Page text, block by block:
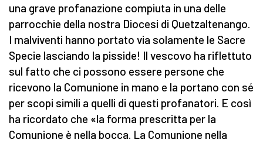
una grave profanazione compiuta in una delle
parrocchie della nostra Diocesi di Quetzaltenango.
I malviventi hanno portato via solamente le Sacre
Specie lasciando la pisside! Il vescovo ha riflettuto
sul fatto che ci possono essere persone che
ricevono la Comunione in mano e la portano con sé
per scopi simili a quelli di questi profanatori. E così
ha ricordato che «la forma prescritta per la
Comunione è nella bocca. La Comunione nella